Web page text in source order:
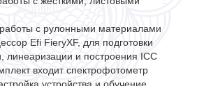
с рулонными материалами
Efi FieryXF, для подготовки
линеаризации и построения ICC
входит спектрофотометр